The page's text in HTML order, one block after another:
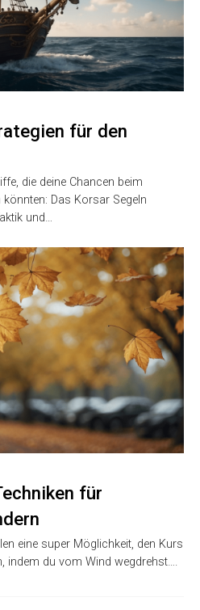
für den
die deine Chancen beim
Das Korsar Segeln
und…
für
eine super Möglichkeit, den Kurs
indem du vom Wind wegdrehst….